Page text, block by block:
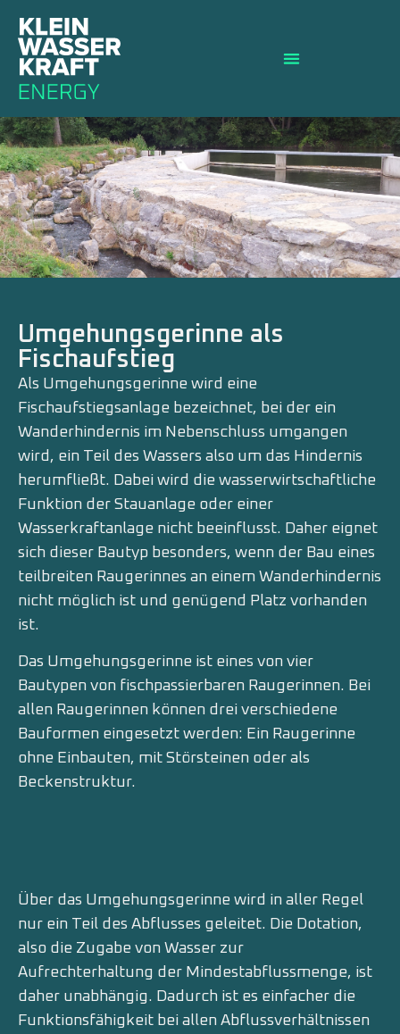
Umgehungsgerinne als
Fischaufstieg
Als Umgehungsgerinne wird eine
Fischaufstiegsanlage bezeichnet, bei der ein
Wanderhindernis im Nebenschluss umgangen
wird, ein Teil des Wassers also um das Hindernis
herumfließt. Dabei wird die wasserwirtschaftliche
Funktion der Stauanlage oder einer
Wasserkraftanlage nicht beeinflusst. Daher eignet
sich dieser Bautyp besonders, wenn der Bau eines
teilbreiten Raugerinnes an einem Wanderhindernis
nicht möglich ist und genügend Platz vorhanden
ist.
Das Umgehungsgerinne ist eines von vier
Bautypen von fischpassierbaren Raugerinnen. Bei
allen Raugerinnen können drei verschiedene
Bauformen eingesetzt werden: Ein Raugerinne
ohne Einbauten, mit Störsteinen oder als
Beckenstruktur.
Über das Umgehungsgerinne wird in aller Regel
nur ein Teil des Abflusses geleitet. Die Dotation,
also die Zugabe von Wasser zur
Aufrechterhaltung der Mindestabflussmenge, ist
daher unabhängig. Dadurch ist es einfacher die
Funktionsfähigkeit bei allen Abflussverhältnissen